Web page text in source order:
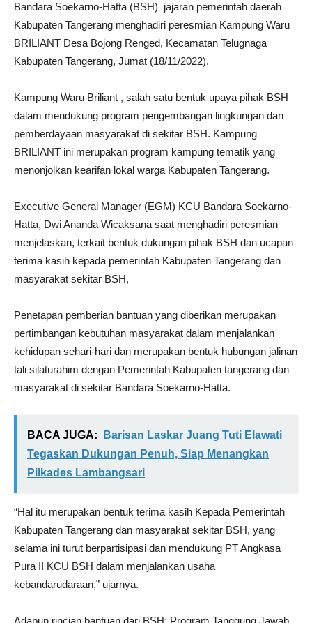
Bandara Soekarno-Hatta (BSH) jajaran pemerintah daerah
Kabupaten Tangerang menghadiri peresmian Kampung Waru
BRILIANT Desa Bojong Renged, Kecamatan Telugnaga
Kabupaten Tangerang, Jumat (18/11/2022).
Kampung Waru Briliant , salah satu bentuk upaya pihak BSH
dalam mendukung program pengembangan lingkungan dan
pemberdayaan masyarakat di sekitar BSH. Kampung
BRILIANT ini merupakan program kampung tematik yang
menonjolkan kearifan lokal warga Kabupaten Tangerang.
Executive General Manager (EGM) KCU Bandara Soekarno-
Hatta, Dwi Ananda Wicaksana saat menghadiri peresmian
menjelaskan, terkait bentuk dukungan pihak BSH dan ucapan
terima kasih kepada pemerintah Kabupaten Tangerang dan
masyarakat sekitar BSH,
Penetapan pemberian bantuan yang diberikan merupakan
pertimbangan kebutuhan masyarakat dalam menjalankan
kehidupan sehari-hari dan merupakan bentuk hubungan jalinan
tali silaturahim dengan Pemerintah Kabupaten tangerang dan
masyarakat di sekitar Bandara Soekarno-Hatta.
BACA JUGA:
Barisan Laskar Juang Tuti Elawati
Tegaskan Dukungan Penuh, Siap Menangkan
Pilkades Lambangsari
“Hal itu merupakan bentuk terima kasih Kepada Pemerintah
Kabupaten Tangerang dan masyarakat sekitar BSH, yang
selama ini turut berpartisipasi dan mendukung PT Angkasa
Pura II KCU BSH dalam menjalankan usaha
kebandarudaraan,” ujarnya.
Adapun rincian bantuan dari BSH: Program Tanggung Jawab